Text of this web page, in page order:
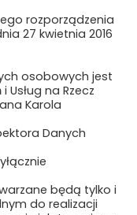
rozporządzenia
27 kwietnia 2016
osobowych jest
Usług na Rzecz
Karola
Danych
będą tylko i
do realizacji